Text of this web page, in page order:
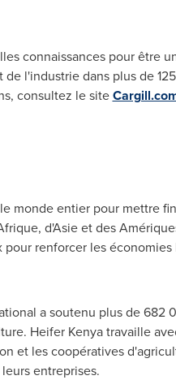
connaissances pour être
l'industrie dans plus de
consultez le site
monde entier pour mettre
d'Asie et des
renforcer les
a soutenu plus de 682
Heifer Kenyatravaille
et les coopératives
entreprises.